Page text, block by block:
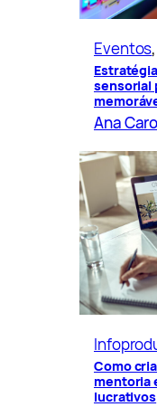
Eventos
sensorial
Ana
Como
mentoria
lucrativos